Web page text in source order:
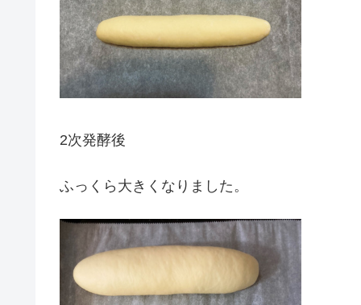
2次発酵後
ふっくら大きくなりました。